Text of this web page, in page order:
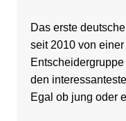
Das erste
seit 2010 von
den
Egal ob jung oder